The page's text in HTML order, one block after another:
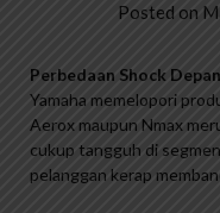
Posted on
Perbedaan Shock
Yamaha memelopori
Aerox maupun Nmax
cukup tangguh di
pelanggan kerap